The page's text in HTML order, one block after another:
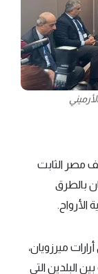
مصر الثابت
بالطرق
ميرزويان،
البلدين التي